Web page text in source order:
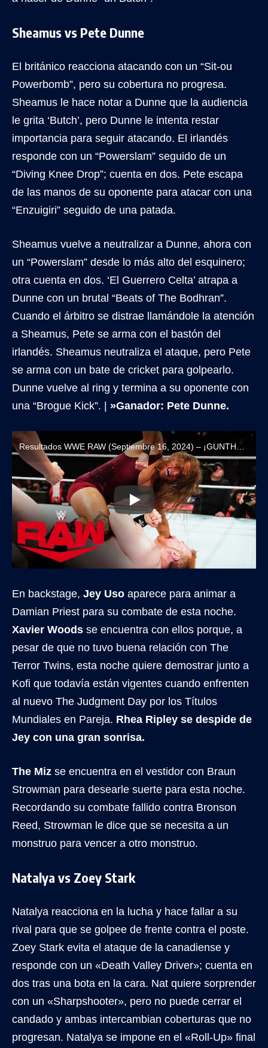
Sheamus vs Pete Dunne
El británico reacciona atacando con un “Sit-ou
Powerbomb”, pero su cobertura no progresa.
Sheamus le hace notar a Dunne que la audiencia
le grita ‘Butch’, pero Dunne le intenta restar
importancia para seguir atacando. El irlandés
responde con un “Powerslam” seguido de un
“Diving Knee Drop”; cuenta en dos. Pete escapa
de las manos de su oponente para atacar con una
“Enzuigiri” seguido de una patada.
Sheamus vuelve a neutralizar a Dunne, ahora con
un “Powerslam” desde lo más alto del esquinero;
otra cuenta en dos. ‘El Guerrero Celta’ atrapa a
Dunne con un brutal “Beats of The Bodhran”.
Cuando el árbitro se distrae llamándole la atención
a Sheamus, Pete se arma con el bastón del
irlandés. Sheamus neutraliza el ataque, pero Pete
se arma con un bate de cricket para golpearlo.
Dunne vuelve al ring y termina a su oponente con
una “Brogue Kick”. | »Ganador: Pete Dunne.
Resultados WWE RAW (Septiembre 16, 2024) – ¡GUNTHER VUELVE A RECHAZAR A SAMI ZAYN!
En backstage, Jey Uso aparece para animar a
Damian Priest para su combate de esta noche.
Xavier Woods se encuentra con ellos porque, a
pesar de que no tuvo buena relación con The
Terror Twins, esta noche quiere demostrar junto a
Kofi que todavía están vigentes cuando enfrenten
al nuevo The Judgment Day por los Títulos
Mundiales en Pareja. Rhea Ripley se despide de
Jey con una gran sonrisa.
The Miz se encuentra en el vestidor con Braun
Strowman para desearle suerte para esta noche.
Recordando su combate fallido contra Bronson
Reed, Strowman le dice que se necesita a un
monstruo para vencer a otro monstruo.
Natalya vs Zoey Stark
Natalya reacciona en la lucha y hace fallar a su
rival para que se golpee de frente contra el poste.
Zoey Stark evita el ataque de la canadiense y
responde con un «Death Valley Driver»; cuenta en
dos tras una bota en la cara. Nat quiere sorprender
con un «Sharpshooter», pero no puede cerrar el
candado y ambas intercambian coberturas que no
progresan. Natalya se impone en el «Roll-Up» final